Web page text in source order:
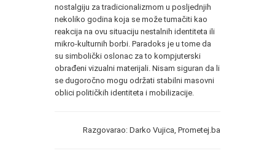
nostalgiju za tradicionalizmom u posljednjih
nekoliko godina koja se može tumačiti kao
reakcija na ovu situaciju nestalnih identiteta ili
mikro-kulturnih borbi. Paradoks je u tome da
su simbolički oslonac za to kompjuterski
obrađeni vizualni materijali. Nisam siguran da li
se dugoročno mogu održati stabilni masovni
oblici političkih identiteta i mobilizacije.
Razgovarao: Darko Vujica, Prometej.ba